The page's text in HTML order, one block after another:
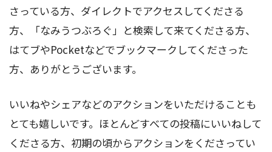
さっている方、ダイレクトでアクセスしてくださる
方、「なみうつぶろぐ」と検索して来てくださる方、
はてブやPocketなどでブックマークしてくださった
方、ありがとうございます。
いいねやシェアなどのアクションをいただけることも
とても嬉しいです。ほとんどすべての投稿にいいねして
くださる方、初期の頃からアクションをくださってい